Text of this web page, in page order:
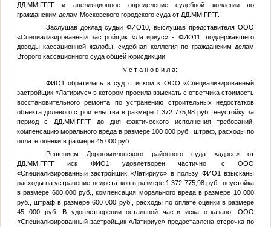
ДД.ММ.ГГГГи апелляционное определение судебной коллегии по
гражданским делам Московского городского суда от ДД.ММ.ГГГГ.
Заслушав доклад судьи ФИО10, выслушав представителя ООО
«Специализированный застройщик «Латириус» - ФИО11
, поддержавшего
доводы кассационной жалобы, судебная коллегия по гражданским делам
Второго кассационного суда общей юрисдикции
у с т а н о в и л а:
ФИО1 обратилась в суд с иском к ООО «Специализированный
застройщик «Латириус» в котором просила взыскать с ответчика стоимость
восстановительного ремонта по устранению строительных недостатков
объекта долевого строительства в размере 1 372 775,98 руб., неустойку за
период с ДД.ММ.ГГГГдо дня фактического исполнения требований,
компенсацию морального вреда в размере 100 000 руб., штраф, расходы по
оплате оценки в размере 45 000 руб.
Решением Дорогомиловского районного суда <адрес>от
ДД.ММ.ГГГГиск ФИО1
удовлетворен частично, с ООО
«Специализированный застройщик «Латириус» в пользу ФИО1 взысканы
расходы на устранение недостатков в размере 1 372 775,98 руб., неустойка
в размере 600 000 руб., компенсация морального вреда в размере 10 000
руб., штраф в размере 600 000 руб., расходы по оплате оценки в размере
45 000 руб. В удовлетворении остальной части иска отказано. ООО
«Специализированный застройщик «Латириус» предоставлена отсрочка по